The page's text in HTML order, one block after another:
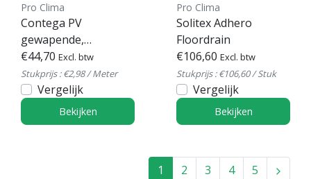
Pro Clima
Contega PV
gewapende,
overpleisterbare
aansluitband
€44,70 Excl. btw
Stukprijs : €2,98 / Meter
Vergelijk
Bekijken
Pro Clima
Solitex Adhero
Floordrain
€106,60 Excl. btw
Stukprijs : €106,60 / Stuk
Vergelijk
Bekijken
1 2 3 4 5